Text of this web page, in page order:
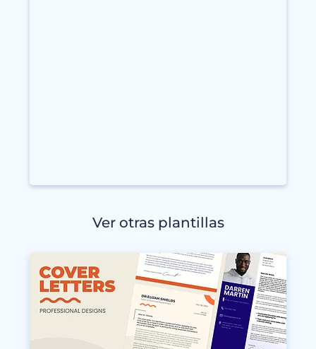
Ver otras plantillas